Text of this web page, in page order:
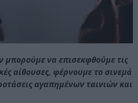
μπορούμε να επισεκφθούμε τις
αίθουσες, φέρνουμε το σινεμά
αγαπημένων ταινιών και